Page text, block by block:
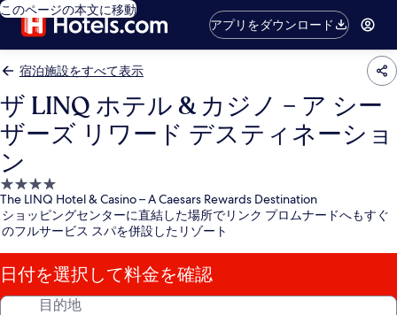
このページの本文に移動
アプリをダウンロード
宿泊施設をすべて表示
ザ LINQ ホテル & カジノ – ア シー
ザーズ リワード デスティネーショ
ン
4.0
つ
星
泊
施
設
The LINQ Hotel & Casino – A Caesars Rewards Destination
ショッピングセンターに直結した場所でリンク プロムナードへもすぐ
のフルサービス スパを併設したリゾート
日付を選択して料金を確認
目的地